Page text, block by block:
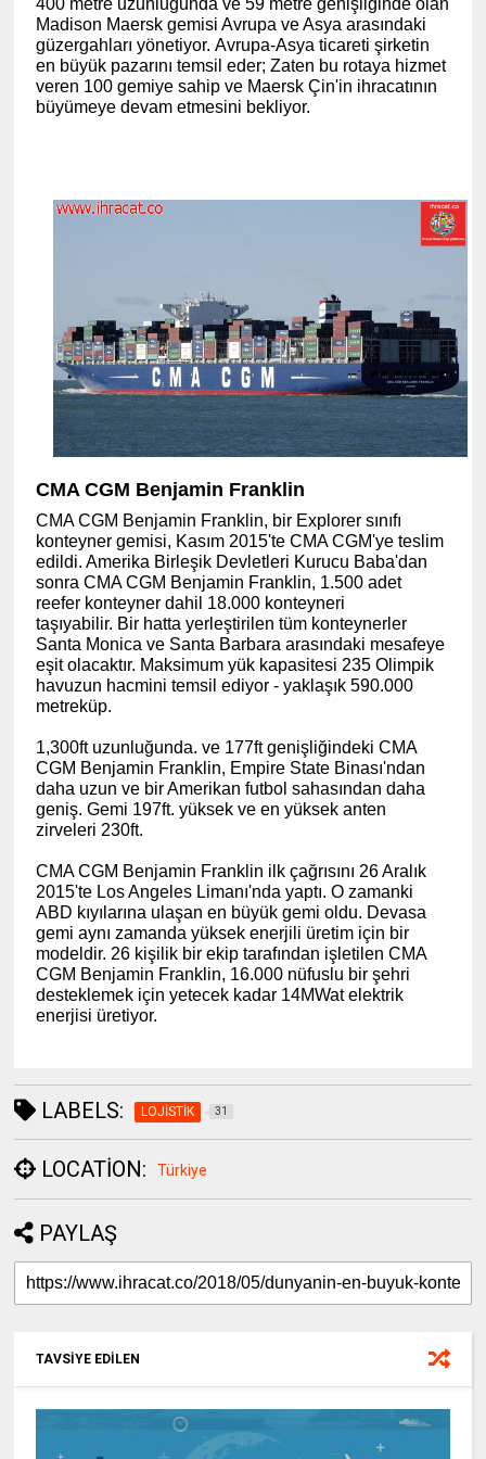
400 metre uzunluğunda ve 59 metre genişliğinde olan
Madison Maersk gemisi Avrupa ve Asya arasındaki
güzergahları yönetiyor. Avrupa-Asya ticareti şirketin
en büyük pazarını temsil eder; Zaten bu rotaya hizmet
veren 100 gemiye sahip ve Maersk Çin'in ihracatının
büyümeye devam etmesini bekliyor.
CMA CGM Benjamin Franklin
CMA CGM Benjamin Franklin, bir Explorer sınıfı
konteyner gemisi, Kasım 2015'te CMA CGM'ye teslim
edildi. Amerika Birleşik Devletleri Kurucu Baba'dan
sonra CMA CGM Benjamin Franklin, 1.500 adet
reefer konteyner dahil 18.000 konteyneri
taşıyabilir. Bir hatta yerleştirilen tüm konteynerler
Santa Monica ve Santa Barbara arasındaki mesafeye
eşit olacaktır. Maksimum yük kapasitesi 235 Olimpik
havuzun hacmini temsil ediyor - yaklaşık 590.000
metreküp.
1,300ft uzunluğunda. ve 177ft genişliğindeki CMA
CGM Benjamin Franklin, Empire State Binası'ndan
daha uzun ve bir Amerikan futbol sahasından daha
geniş. Gemi 197ft. yüksek ve en yüksek anten
zirveleri 230ft.
CMA CGM Benjamin Franklin ilk çağrısını 26 Aralık
2015'te Los Angeles Limanı'nda yaptı. O zamanki
ABD kıyılarına ulaşan en büyük gemi oldu. Devasa
gemi aynı zamanda yüksek enerjili üretim için bir
modeldir. 26 kişilik bir ekip tarafından işletilen CMA
CGM Benjamin Franklin, 16.000 nüfuslu bir şehri
desteklemek için yetecek kadar 14MWat elektrik
enerjisi üretiyor.
LABELS: LOJİSTİK 31
LOCATION: Türkiye
PAYLAŞ
TAVSİYE EDİLEN